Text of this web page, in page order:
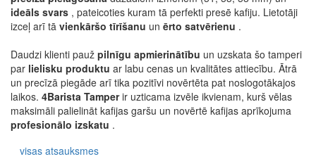
ideāls svars , pateicoties kuram tā perfekti presē kafiju. Lietotāji
izceļ arī tā vienkāršo tīrīšanu un ērto satvērienu .
Daudzi klienti pauž pilnīgu apmierinātību un uzskata šo tamperi
par lielisku produktu ar labu cenas un kvalitātes attiecību. Ātrā
un precīzā piegāde arī tika pozitīvi novērtēta pat noslogotākajos
laikos. 4Barista Tamperir uzticama izvēle ikvienam, kurš vēlas
maksimāli palielināt kafijas garšu un novērtē kafijas aprīkojuma
profesionālo izskatu .
visas atsauksmes